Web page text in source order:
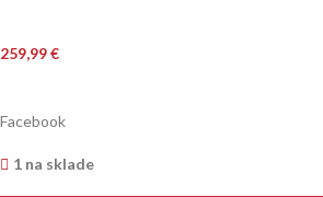
259,99€
Facebook
1 na sklade